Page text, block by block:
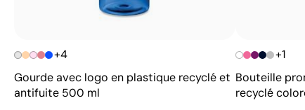
+4
Gourde avec logo en plastique recyclé et
antifuite 500 ml
+1
Bouteille
recyclé